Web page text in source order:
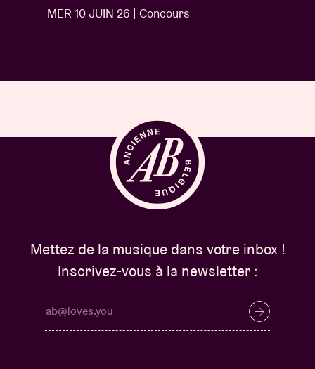
MER 10 JUIN 26 | Concours
Mettez de la musique dans votre inbox !
Inscrivez-vous à la newsletter :